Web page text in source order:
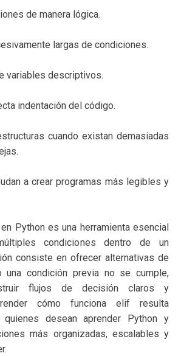
de manera lógica.
largas de condiciones.
variables descriptivos.
indentación del código.
cuando existan demasiadas
a crear programas más legibles y
Python es una herramienta esencial
condiciones dentro de un
consiste en ofrecer alternativas de
una condición previa no se cumple,
flujos de decisión claros y
cómo funciona elif resulta
quienes desean aprender Python y
más organizadas, escalables y